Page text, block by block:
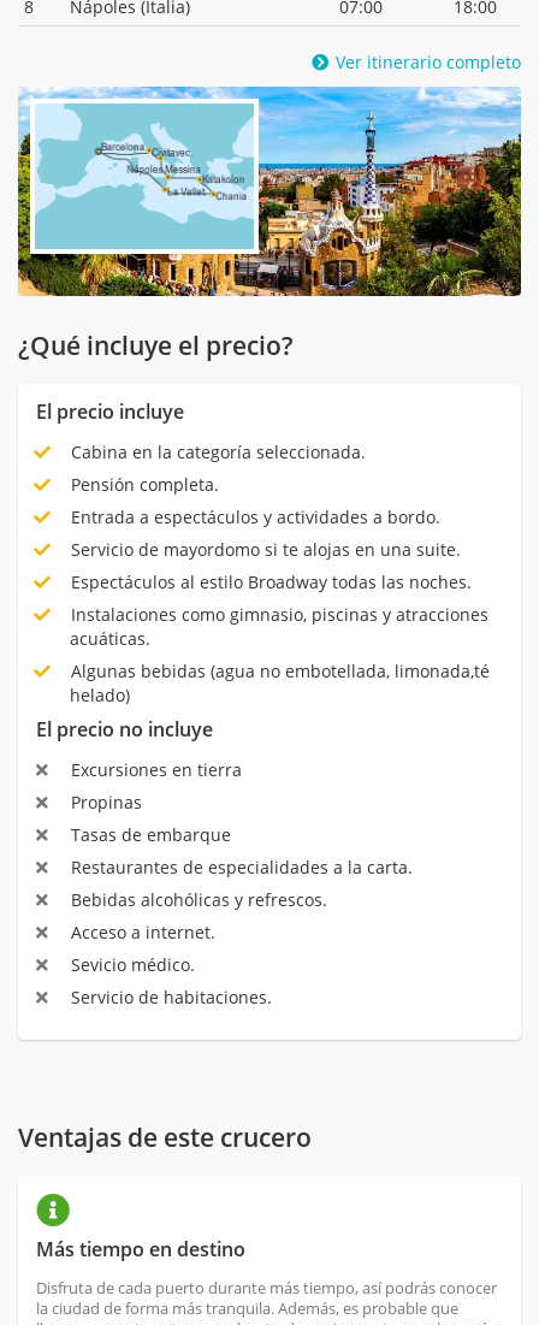
8 Nápoles (Italia) 07:00 18:00
Ver itinerario completo
¿Qué incluye el precio?
El precio incluye
Cabina en la categoría seleccionada.
Pensión completa.
Entrada a espectáculos y actividades a bordo.
Servicio de mayordomo si te alojas en una suite.
Espectáculos al estilo Broadway todas las noches.
Instalaciones como gimnasio, piscinas y atracciones
acuáticas.
Algunas bebidas (agua no embotellada, limonada,té
helado)
El precio no incluye
Excursiones en tierra
Propinas
Tasas de embarque
Restaurantes de especialidades a la carta.
Bebidas alcohólicas y refrescos.
Acceso a internet.
Sevicio médico.
Servicio de habitaciones.
Ventajas de este crucero
Más tiempo en destino
Disfruta de cada puerto durante más tiempo, así podrás conocer
la ciudad de forma más tranquila. Además, es probable que